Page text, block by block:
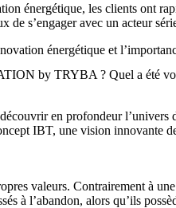
énergétique, les clients ont
de s’engager avec un acteur
énergétique et
by TRYBA ? Quel a été
en profondeur l’univers
IBT, une vision
valeurs. Contrairement à
à l’abandon, alors qu’ils